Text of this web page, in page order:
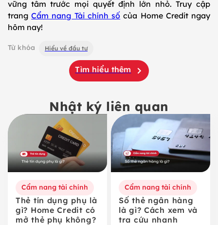
vững tâm trước mọi quyết định lớn nhỏ. Truy cập
trangCẩm nang Tài chính số của Home Credit ngay
hôm nay!
Từ khóa Hiểu về đầu tư
Tìm hiểu thêm
Nhật ký liên quan
Cẩm nang tài chính
Thẻ tín dụng phụ là
gì? Home Credit có
mở thẻ phụ không?
Cẩm nang tài chính
Số thẻ ngân hàng
là gì? Cách xem và
tra cứu nhanh